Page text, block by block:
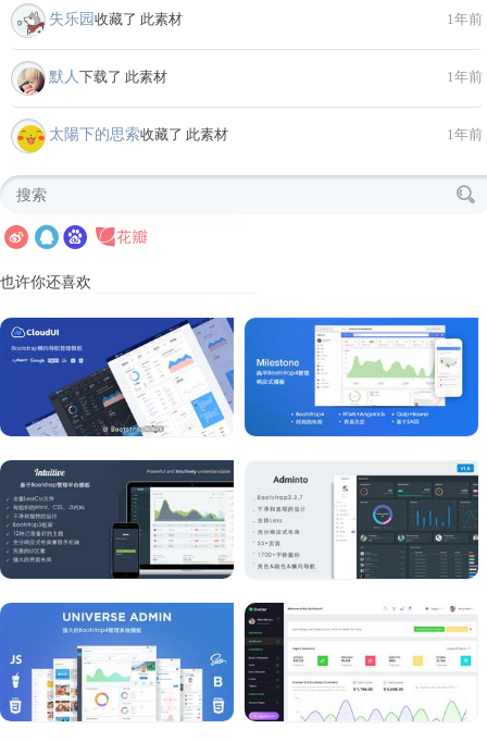
失乐园 收藏了 此素材 1年前
默人 下载了 此素材 1年前
太陽下的思索收藏了 此素材 1年前
也许你还喜欢